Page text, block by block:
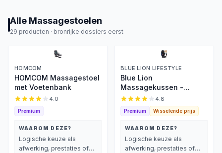
Alle Massagestoelen
29 producten · bronrijke dossiers eerst
HOMCOM
HOMCOM Massagestoel
met Voetenbank
4.0
Premium
WAAROM DEZE?
Logische keuze als
afwerking, prestaties of
BLUE LION LIFESTYLE
Blue Lion
Massagekussen -
Shiatsu & Warmte
4.8
Premium Wisselende prijs
WAAROM DEZE?
Logische keuze als
afwerking, prestaties of